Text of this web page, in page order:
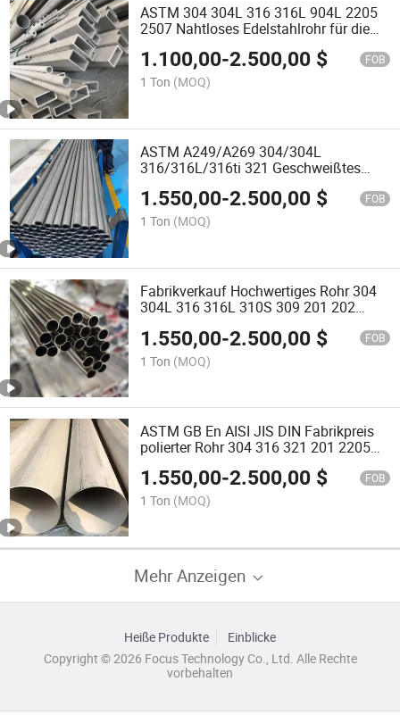
ASTM 304 304L 316 316L 904L 2205
2507 Nahtloses Edelstahlrohr für die
1.100,00-2.500,00 $ FOB
1 Ton (MOQ)
ASTM A249/A269 304/304L
316/316L/316ti 321 Geschweißtes
Edelstahlrohr für Wärmetauscherrohre /
Kondensatorrohre Kesselrohr
1.550,00-2.500,00 $ FOB
1 Ton (MOQ)
Fabrikverkauf Hochwertiges Rohr 304
304L 316 316L 310S 309 201 202
1.550,00-2.500,00 $ FOB
1 Ton (MOQ)
ASTM GB En AISI JIS DIN Fabrikpreis
polierter Rohr 304 316 321 201 2205
1.550,00-2.500,00 $ FOB
1 Ton (MOQ)
Mehr Anzeigen
Heiße Produkte
Einblicke
Copyright © 2026 Focus Technology Co., Ltd. Alle Rechte
vorbehalten